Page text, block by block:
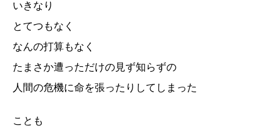
いきなり
とてつもなく
なんの打算もなく
たまさか遭っただけの見ず知らずの
人間の危機に命を張ったりしてしまった
ことも